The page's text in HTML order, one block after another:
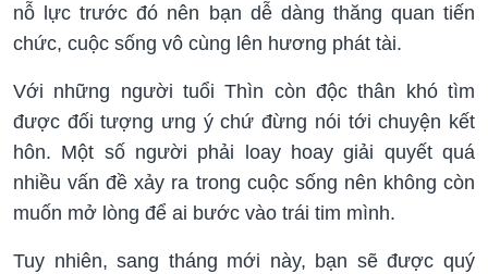
nỗ lực trước đó nên bạn dễ dàng thăng quan tiến
chức, cuộc sống vô cùng lên hương phát tài.
Với những người tuổi Thìn còn độc thân khó tìm
được đối tượng ưng ý chứ đừng nói tới chuyện kết
hôn. Một số người phải loay hoay giải quyết quá
nhiều vấn đề xảy ra trong cuộc sống nên không còn
muốn mở lòng để ai bước vào trái tim mình.
Tuy nhiên, sang tháng mới này, bạn sẽ được quý